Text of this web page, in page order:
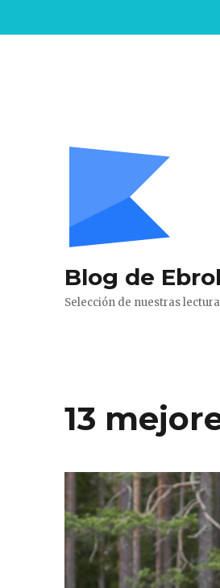
Blog de
Selección de nuestras
13